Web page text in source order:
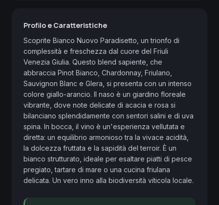
Profilo e Caratteristiche
Scoprite Bianco Nuovo Paradisetto, un trionfo di
complessità e freschezza dal cuore del Friuli
Venezia Giulia. Questo blend sapiente, che
abbraccia Pinot Bianco, Chardonnay, Friulano,
Sauvignon Blanc e Glera, si presenta con un intenso
colore giallo-arancio. Il naso è un giardino floreale
vibrante, dove note delicate di acacia e rosa si
bilanciano splendidamente con sentori salini e di uva
spina. In bocca, il vino è un'esperienza vellutata e
diretta: un equilibrio armonioso tra la vivace acidità,
la dolcezza fruttata e la sapidità del terroir. È un
bianco strutturato, ideale per esaltare piatti di pesce
pregiato, tartare di mare o una cucina friulana
delicata. Un vero inno alla biodiversità viticola locale.